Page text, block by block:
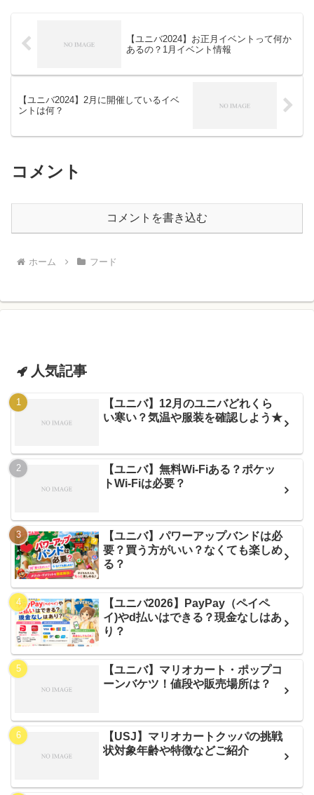
【ユニバ2024】お正月イベントって何か
あるの？1月イベント情報
【ユニバ2024】2月に開催しているイベ
ントは何？
コメント
コメントを書き込む
ホーム フード
人気記事
【ユニバ】12月のユニバどれくら
い寒い？気温や服装を確認しよう★
【ユニバ】無料Wi-Fiある？ポケッ
トWi-Fiは必要？
【ユニバ】パワーアップバンドは必
要？買う方がいい？なくても楽しめ
る？
【ユニバ2026】PayPay（ペイペ
イ)やd払いはできる？現金なしはあ
り？
【ユニバ】マリオカート・ポップコ
ーンバケツ！値段や販売場所は？
【USJ】マリオカートクッパの挑戦
状対象年齢や特徴などご紹介